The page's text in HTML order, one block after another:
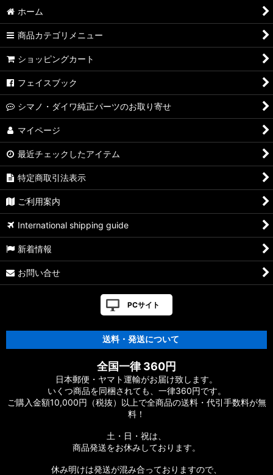
ホーム
商品カテゴリメニュー
ショッピングカート
フェイスブック
シマノ・ダイワ純正パーツのお取り寄せ
マイページ
最近チェックしたアイテム
特定商取引法表示
ご利用案内
International shipping guide
新着情報
お問い合せ
PCサイト
送料・発送について
全国一律 360円
日本郵便・ヤマト運輸がお届け致します。
いくつ商品を同梱されても、一律360円です。
ご購入金額10,000円（税抜）以上で全商品の送料・代引手数料が無
料！
土・日・祝は、
商品発送をお休みしております。
休み明けは発送が混み合っておりますので、